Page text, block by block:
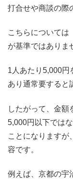
打合せや商談の際
こちらについては
が基準ではありま
1人あたり5,000円
あり通常要すると
したがって、金額
5,000円以下では
ことになりますが
容です。
例えば、京都の宇